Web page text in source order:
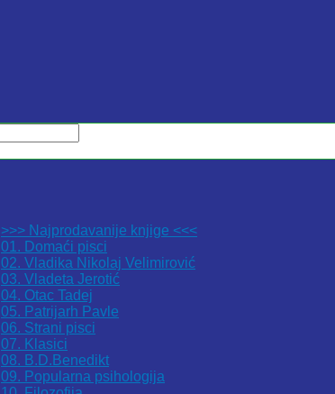
>>> Najprodavanije knjige <<<
01. Domaći pisci
02. Vladika Nikolaj Velimirović
03. Vladeta Jerotić
04. Otac Tadej
05. Patrijarh Pavle
06. Strani pisci
07. Klasici
08. B.D.Benedikt
09. Popularna psihologija